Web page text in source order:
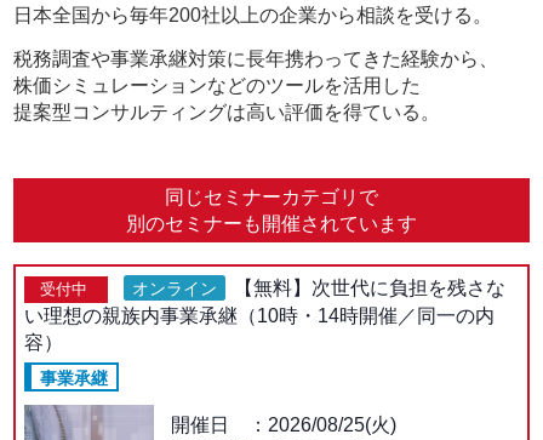
日本全国から毎年200社以上の企業から相談を受ける。
税務調査や事業承継対策に長年携わってきた経験から、
株価シミュレーションなどのツールを活用した
提案型コンサルティングは高い評価を得ている。
同じセミナーカテゴリで
別のセミナーも開催されています
受付中 オンライン
【無料】次世代に負担を残さな
い理想の親族内事業承継（10時・14時開催／同一の内
容）
事業承継
開催日
2026/08/25(火)